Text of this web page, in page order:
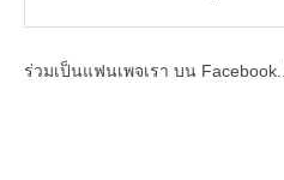
ร่วมเป็นแฟนเพจเรา บน